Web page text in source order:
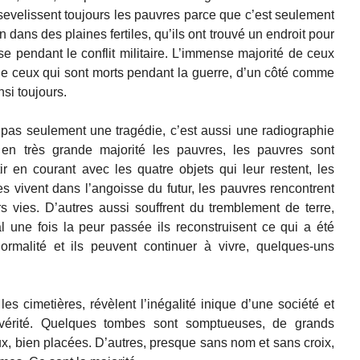
toujours les pauvres parce que c’est seulement
dans des plaines fertiles, qu’ils ont trouvé un endroit pour
pendant le conflit militaire. L’immense majorité de ceux
ceux qui sont morts pendant la guerre, d’un côté comme
toujours.
seulement une tragédie, c’est aussi une radiographie
très grande majorité les pauvres, les pauvres sont
en courant avec les quatre objets qui leur restent, les
vivent dans l’angoisse du futur, les pauvres rencontrent
vies. D’autres aussi souffrent du tremblement de terre,
une fois la peur passée ils reconstruisent ce qui a été
et ils peuvent continuer à vivre, quelques-uns
cimetières, révèlent l’inégalité inique d’une société et
Quelques tombes sont somptueuses, de grands
bien placées. D’autres, presque sans nom et sans croix,